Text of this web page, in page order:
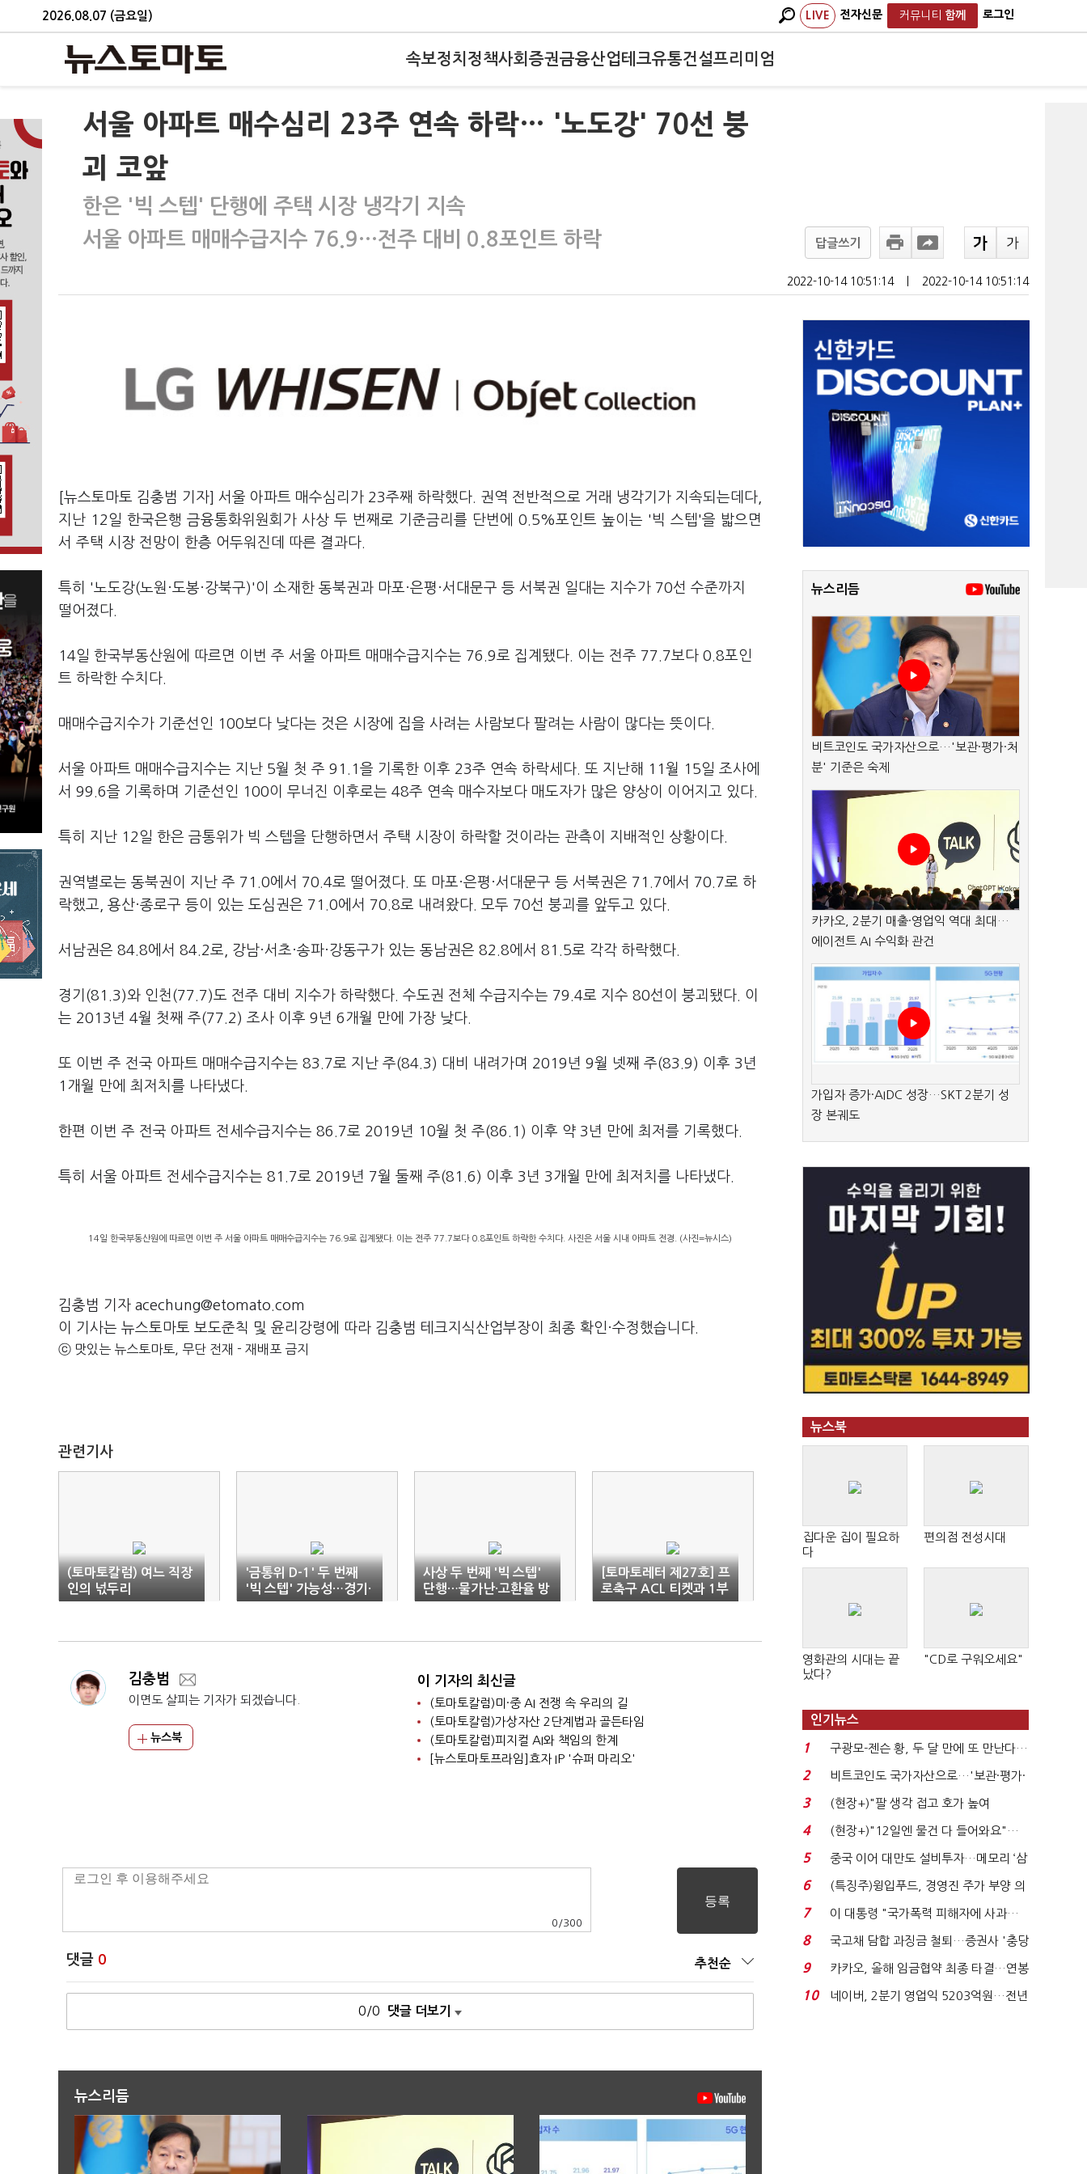
2026.08.07 (금요일) LIVE 전자신문 커뮤니티 함께 로그인
속보정치 정책사회 증권금융산업테크유통건설프리미엄
서울 아파트 매수심리 23주 연속 하락… '노도강' 70선 붕
괴 코앞
한은 '빅 스텝' 단행에 주택 시장 냉각기 지속
서울 아파트 매매수급지수 76.9…전주 대비 0.8포인트 하락
답글쓰기
2022-10-14 10:51:14 2022-10-14 10:51:14
[뉴스토마토 김충범 기자] 서울 아파트 매수심리가 23주째 하락했다. 권역 전반적으로 거래 냉각기가 지속되는데다,
지난 12일 한국은행 금융통화위원회가 사상 두 번째로 기준금리를 단번에 0.5%포인트 높이는 '빅 스텝'을 밟으면
서 주택 시장 전망이 한층 어두워진데 따른 결과다.
특히 '노도강(노원·도봉·강북구)'이 소재한 동북권과 마포·은평·서대문구 등 서북권 일대는 지수가 70선 수준까지
떨어졌다.
14일 한국부동산원에 따르면 이번 주 서울 아파트 매매수급지수는 76.9로 집계됐다. 이는 전주 77.7보다 0.8포인
트 하락한 수치다.
매매수급지수가 기준선인 100보다 낮다는 것은 시장에 집을 사려는 사람보다 팔려는 사람이 많다는 뜻이다.
서울 아파트 매매수급지수는 지난 5월 첫 주 91.1을 기록한 이후 23주 연속 하락세다. 또 지난해 11월 15일 조사에
서 99.6을 기록하며 기준선인 100이 무너진 이후로는 48주 연속 매수자보다 매도자가 많은 양상이 이어지고 있다.
특히 지난 12일 한은 금통위가 빅 스텝을 단행하면서 주택 시장이 하락할 것이라는 관측이 지배적인 상황이다.
권역별로는 동북권이 지난 주 71.0에서 70.4로 떨어졌다. 또 마포·은평·서대문구 등 서북권은 71.7에서 70.7로 하
락했고, 용산·종로구 등이 있는 도심권은 71.0에서 70.8로 내려왔다. 모두 70선 붕괴를 앞두고 있다.
서남권은 84.8에서 84.2로, 강남·서초·송파·강동구가 있는 동남권은 82.8에서 81.5로 각각 하락했다.
경기(81.3)와 인천(77.7)도 전주 대비 지수가 하락했다. 수도권 전체 수급지수는 79.4로 지수 80선이 붕괴됐다. 이
는 2013년 4월 첫째 주(77.2) 조사 이후 9년 6개월 만에 가장 낮다.
또 이번 주 전국 아파트 매매수급지수는 83.7로 지난 주(84.3) 대비 내려가며 2019년 9월 넷째 주(83.9) 이후 3년
1개월 만에 최저치를 나타냈다.
한편 이번 주 전국 아파트 전세수급지수는 86.7로 2019년 10월 첫 주(86.1) 이후 약 3년 만에 최저를 기록했다.
특히 서울 아파트 전세수급지수는 81.7로 2019년 7월 둘째 주(81.6) 이후 3년 3개월 만에 최저치를 나타냈다.
14일 한국부동산원에 따르면 이번 주 서울 아파트 매매수급지수는 76.9로 집계됐다. 이는 전주 77.7보다 0.8포인트 하락한 수치다. 사진은 서울 시내 아파트 전경. (사진=뉴시스)
김충범 기자 acechung@etomato.com
이 기사는 뉴스토마토 보도준칙 및 윤리강령에 따라 김충범 테크지식산업부장이 최종 확인·수정했습니다.
ⓒ 맛있는 뉴스토마토, 무단 전재 - 재배포 금지
관련기사
(토마토칼럼) 여느 직장
인의 넋두리
'금통위 D-1' 두 번째
'빅 스텝' 가능성…경기·
대출자 부담 딜레마
사상 두 번째 '빅 스텝'
단행…물가난·고환율 방
어 총력
[토마토레터 제27호] 프
로축구 ACL 티켓과 1부
승격 주인공은?
김충범
이면도 살피는 기자가 되겠습니다.
뉴스북
이 기자의 최신글
(토마토칼럼)미·중 AI 전쟁 속 우리의 길
(토마토칼럼)가상자산 2단계법과 골든타임
(토마토칼럼)피지컬 AI와 책임의 한계
[뉴스토마토프라임]효자 IP '슈퍼 마리오'
0 /300
댓글 0 추천순
0/0 댓글 더보기
뉴스리듬
뉴스리듬
비트코인도 국가자산으로…'보관·평가·처
분' 기준은 숙제
카카오, 2분기 매출·영업익 역대 최대…
에이전트 AI 수익화 관건
가입자 증가·AIDC 성장…SKT 2분기 성
장 본궤도
뉴스북
집다운 집이 필요하
다
편의점 전성시대
영화관의 시대는 끝
났다?
"CD로 구워오세요"
인기뉴스
1
구광모-젠슨 황, 두 달 만에 또 만난다…
로봇·AI 등 논...
2
비트코인도 국가자산으로…'보관·평가·
처분' 기준은 ...
3
(현장+)"팔 생각 접고 호가 높여
요"…'덜 똘똘한 한 채' 20...
4
(현장+)"12일엔 물건 다 들어와요"…
빈 매대 채우며 문 연 ...
5
중국 이어 대만도 설비투자…메모리 ‘삼
국전쟁’
6
(특징주)윙입푸드, 경영진 주가 부양 의
지에 상한가...
7
이 대통령 "국가폭력 피해자에 사과…
적극적 조사로 진...
8
국고채 담합 과징금 철퇴…증권사 '충당
금 폭탄' 우려...
9
카카오, 올해 임금협약 최종 타결…연봉
6.3% 인상·격려...
10
네이버, 2분기 영업익 5203억원…전년